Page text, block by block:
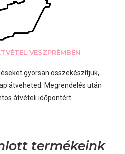
VESZPRÉMBEN
gyorsan összekészítjük,
átveheted. Megrendelés után
átvételi időpontért.
termékeink